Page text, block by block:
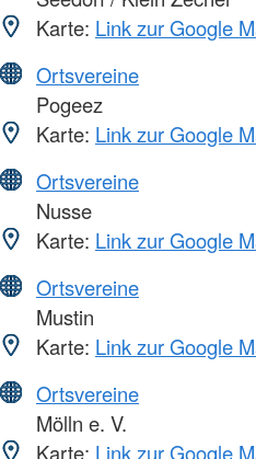
Karte: Link zur Google
Ortsvereine
Pogeez
Karte: Link zur Google
Ortsvereine
Nusse
Karte: Link zur Google
Ortsvereine
Mustin
Karte: Link zur Google
Ortsvereine
Mölln e. V.
Karte: Link zur Google